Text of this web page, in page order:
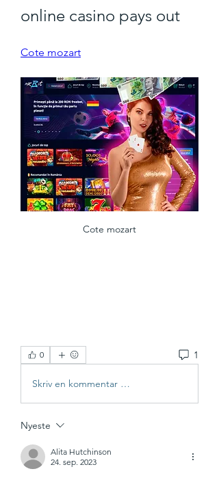
online casino pays out
Cote mozart
Cote mozart
0 1
Skriv en kommentar …
Nyeste
Alita Hutchinson
24. sep. 2023